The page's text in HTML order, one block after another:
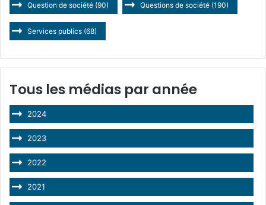
Question de société (90) Questions de société (190)
Services publics (68)
Tous les médias par année
2024
2023
2022
2021